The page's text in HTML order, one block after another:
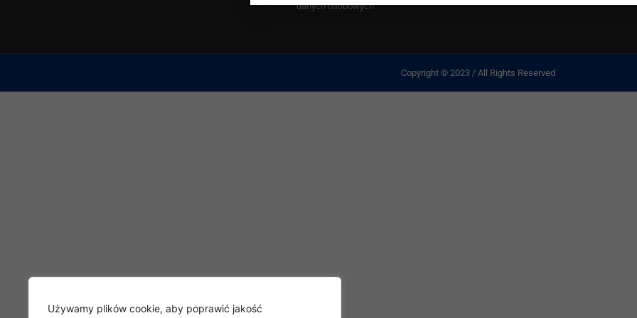
Używamy plików cookie, aby poprawić jakość
danych osobowych
Copyright © 2023 / All Rights Reserved